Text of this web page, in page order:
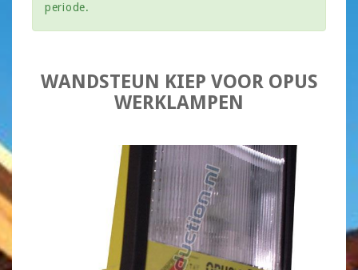
periode.
WANDSTEUN KIEP VOOR OPUS
WERKLAMPEN